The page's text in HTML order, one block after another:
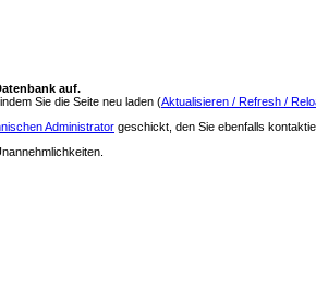
auf.
Sie die Seite neu laden (Aktualisieren / Refresh /
Administrator geschickt, den Sie ebenfalls